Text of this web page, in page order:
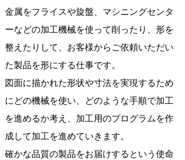
金属をフライスや旋盤、マシニングセンタ
ーなどの加工機械を使って削ったり、形を
整えたりして、お客様からご依頼いただい
た製品を形にする仕事です。
図面に描かれた形状や寸法を実現するため
にどの機械を使い、どのような手順で加工
を進めるか考え、加工用のプログラムを作
成して加工を進めていきます。
確かな品質の製品をお届けするという使命